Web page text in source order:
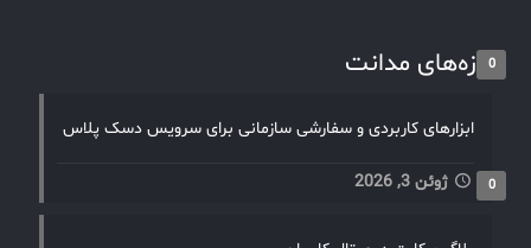
تازه‌های مدانت0
ابزارهای کاربردی و سفارشی سازمانی برای سرویس دسک پلاس
ژوئن 3, 2026 0